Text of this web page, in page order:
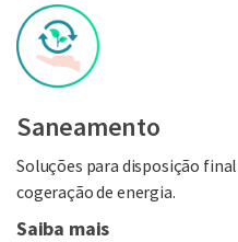
Saneamento
Soluções para disposição
cogeração de energia.
Saiba mais